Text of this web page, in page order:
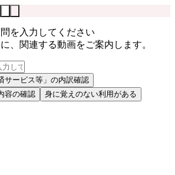
を入力してください
、関連する動画をご案内します。
サービス等」の内訳確認
容の確認
身に覚えのない利用がある